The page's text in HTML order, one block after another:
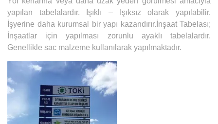
yapılan tabelalardır. Işıklı – Işıksız olarak yapılabilir.
İşyerine daha kurumsal bir yapı kazandırır.İnşaat Tabelası;
İnşaatlar için yapılması zorunlu ayaklı tabelalardır.
Genellikle sac malzeme kullanılarak yapılmaktadır.